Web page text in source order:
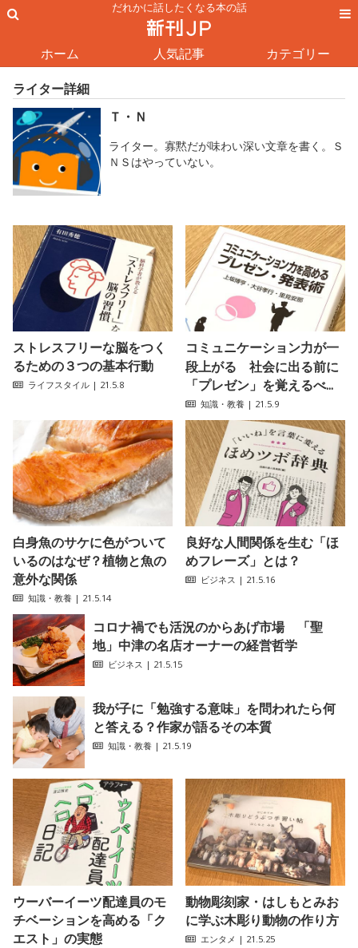
だれかに話したくなる本の話
ホーム 人気記事 カテゴリー
ライター詳細
Ｔ・Ｎ
ライター。寡黙だが味わい深い文章を書く。Ｓ
ＮＳはやっていない。
ストレスフリーな脳をつく
るための３つの基本行動
ライフスタイル | 21.5.8
コミュニケーション力が一
段上がる 社会に出る前に
「プレゼン」を覚えるべ...
知識・教養 | 21.5.9
白身魚のサケに色がついて
いるのはなぜ？植物と魚の
意外な関係
知識・教養 | 21.5.14
良好な人間関係を生む「ほ
めフレーズ」とは？
ビジネス | 21.5.16
コロナ禍でも活況のからあげ市場 「聖
地」中津の名店オーナーの経営哲学
ビジネス | 21.5.15
我が子に「勉強する意味」を問われたら何
と答える？作家が語るその本質
知識・教養 | 21.5.19
ウーバーイーツ配達員のモ
チベーションを高める「ク
エスト」の実態
動物彫刻家・はしもとみお
に学ぶ木彫り動物の作り方
エンタメ | 21.5.25